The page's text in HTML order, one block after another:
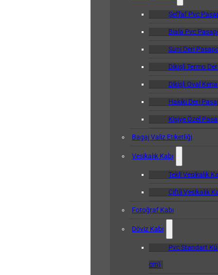
Şeffaf Pvc
Biala Pvc
Suni Deri
Dikişli Termo
Dikişli Oval
Hakiki Deri
Kişiye Özel
Bagaj Valiz Etiketliği
Vesikalık Kabı
Tekli Vesikalık
Çiftli Vesikalık
Fotoğraf Kabı
Döviz Kabı
Pvc Standart
cm)